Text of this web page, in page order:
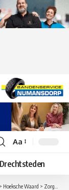
Lettergrootte
aanpassen
Aa
Drechtsteden
> Hoeksche Waard > Zorgen over slecht wegdek op Bovenweg en Waleweg in Strijen